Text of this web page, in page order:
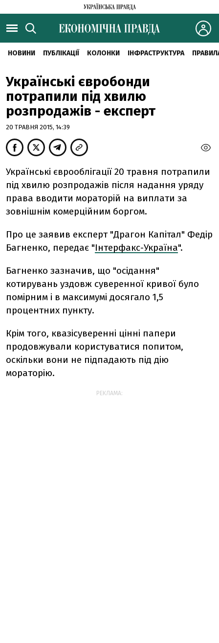
НОВИНИ ПУБЛІКАЦІЇ КОЛОНКИ ІНФРАСТРУКТУРА
Українські євробонди
потрапили під хвилю
розпродажів - експерт
20 ТРАВНЯ 2015, 14:39
Українські єврооблігації 20 травня потрапили
під хвилю розпродажів після надання уряду
права вводити мораторій на виплати за
зовнішнім комерційним боргом.
Про це заявив експерт "Драгон Капітал" Федір
Багненко, передає "Інтерфакс-Україна".
Багненко зазначив, що "осідання"
котирувань уздовж суверенної кривої було
помірним і в максимумі досягало 1,5
процентних пункту.
Крім того, квазісуверенні цінні папери
продовжували користуватися попитом,
оскільки вони не підпадають під дію
мораторію.
РЕКЛАМА: